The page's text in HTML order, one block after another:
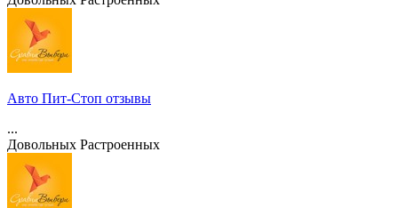
Авто Пит-Стоп отзывы
...
Довольных Растроенных